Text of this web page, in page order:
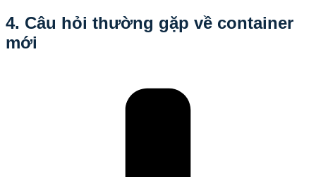
4. Câu hỏi thường gặp về container
mới